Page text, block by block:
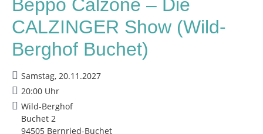
Beppo Calzone – Die
CALZINGER Show (Wild-
Berghof Buchet)
Samstag, 20.11.2027
20:00 Uhr
Wild-Berghof
Buchet 2
94505 Bernried-Buchet